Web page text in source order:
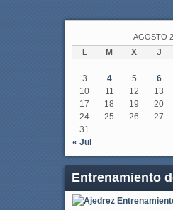
AGOSTO
L M X J
3
4 5 6
10
11 12 13
17
18 19 20
24
25 26 27
31
« Jul
Entrenamiento